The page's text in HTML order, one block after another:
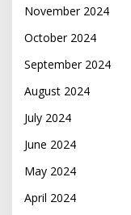
November 2024
October 2024
September 2024
August 2024
July 2024
June 2024
May 2024
April 2024